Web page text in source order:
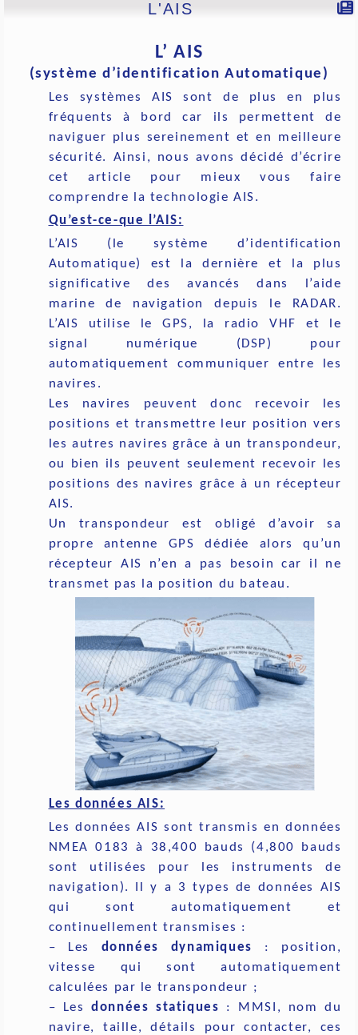
L'AIS
L’ AIS
(système d’identification Automatique)
Les systèmes AIS sont de plus en plus
fréquents à bord car ils permettent de
naviguer plus sereinement et en meilleure
sécurité. Ainsi, nous avons décidé d’écrire
cet article pour mieux vous faire
comprendre la technologie AIS.
Qu’est-ce-que l’AIS:
L’AIS (le système d’identification
Automatique) est la dernière et la plus
significative des avancés dans l’aide
marine de navigation depuis le RADAR.
L’AIS utilise le GPS, la radio VHF et le
signal numérique (DSP) pour
automatiquement communiquer entre les
navires.
Les navires peuvent donc recevoir les
positions et transmettre leur position vers
les autres navires grâce à un transpondeur,
ou bien ils peuvent seulement recevoir les
positions des navires grâce à un récepteur
AIS.
Un transpondeur est obligé d’avoir sa
propre antenne GPS dédiée alors qu’un
récepteur AIS n’en a pas besoin car il ne
transmet pas la position du bateau.
Les données AIS:
Les données AIS sont transmis en données
NMEA 0183 à 38,400 bauds (4,800 bauds
sont utilisées pour les instruments de
navigation). Il y a 3 types de données AIS
qui sont automatiquement et
continuellement transmises :
– Les données dynamiques
: position,
vitesse qui sont automatiquement
calculées par le transpondeur ;
– Lesdonnées statiques : MMSI, nom du
navire, taille, détails pour contacter, ces